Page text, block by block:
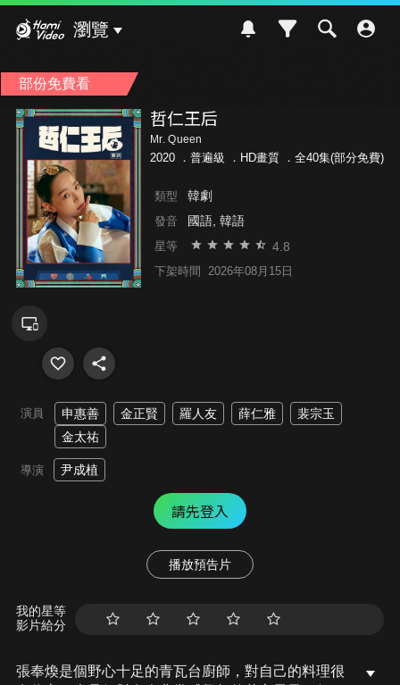
瀏覽
部份免費看
哲仁王后
Mr. Queen
2020 ． 普遍級 ．HD畫質 ．全40集(部分免費)
類型 韓劇
發音 國語, 韓語
星等 4.8
下架時間 2026年08月15日
演員 申惠善 金正賢 羅人友 薛仁雅
裴宗玉
金太祐
導演 尹成植
請先登入
播放預告片
我的星等
影片給分
張奉煥是個野心十足的青瓦台廚師，對自己的料理很